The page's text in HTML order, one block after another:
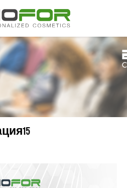
О нас
лечения
с нами